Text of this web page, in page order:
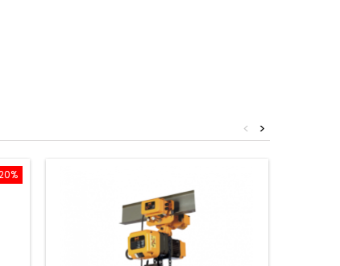
>
<